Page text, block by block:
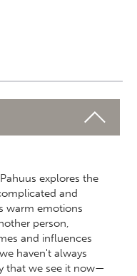
explores the
and
warm emotions
person,
and influences
haven't always
that we see it now—